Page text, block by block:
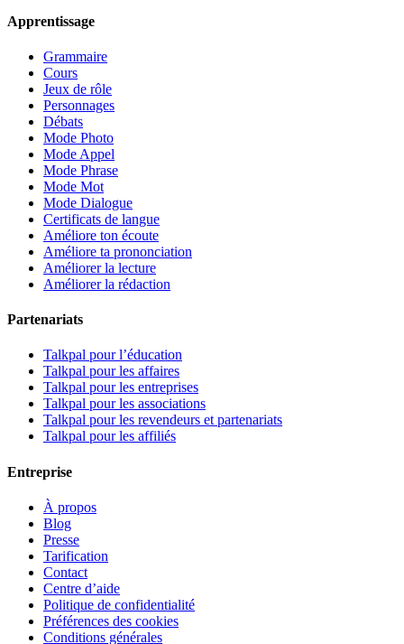
Apprentissage
Grammaire
Cours
Jeux de rôle
Personnages
Débats
Mode Photo
Mode Appel
Mode Phrase
Mode Mot
Mode Dialogue
Certificats de langue
Améliore ton écoute
Améliore ta prononciation
Améliorer la lecture
Améliorer la rédaction
Partenariats
Talkpal pour l’éducation
Talkpal pour les affaires
Talkpal pour les entreprises
Talkpal pour les associations
Talkpal pour les revendeurs et partenariats
Talkpal pour les affiliés
Entreprise
À propos
Blog
Presse
Tarification
Contact
Centre d’aide
Politique de confidentialité
Préférences des cookies
Conditions générales